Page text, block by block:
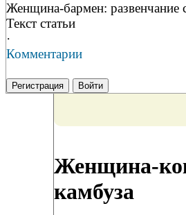
Женщина-бармен: развенчание
Текст статьи
·
Комментарии
Регистрация Войти
Женщина-
камбуза